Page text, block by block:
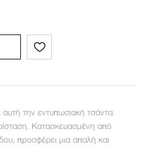
την εντυπωσιακή τσάντα
Κατασκευασμένη από
προσφέρει μια απαλή και